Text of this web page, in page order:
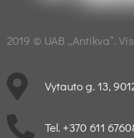
2019 © UAB „Antikva“.
Vytauto g. 13,
Tel. +370 611